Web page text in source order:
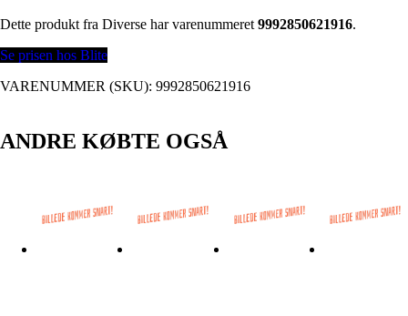
Dette produkt fra Diverse har varenummeret 9992850621916.
Se prisen hos Blite
VARENUMMER (SKU): 9992850621916
ANDRE KØBTE OGSÅ